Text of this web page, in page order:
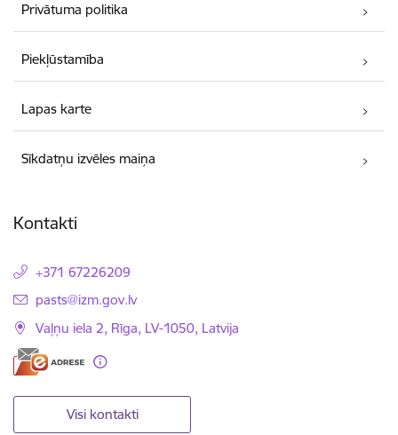
Privātuma politika
Piekļūstamība
Lapas karte
Sīkdatņu izvēles maiņa
Kontakti
+371 67226209
E-pasts:
pasts@izm.gov.lv
Vaļņu iela 2, Rīga, LV-1050, Latvija
Visi kontakti